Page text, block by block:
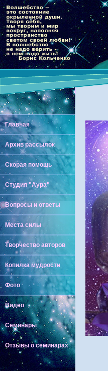
Главная
Архив рассылок
Скорая помощь
Студия "Аура"
Вопросы и ответы
Места силы
Творчество авторов
Копилка мудрости
Фото
Видео
Семинары
Отзывы о семинарах